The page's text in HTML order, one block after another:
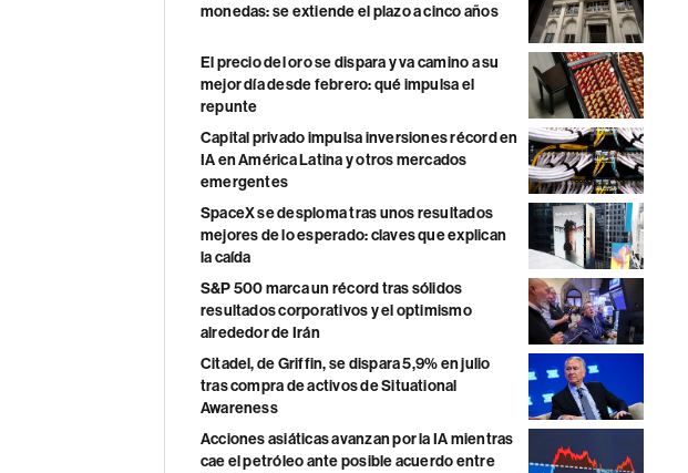
monedas: se extiende el plazo a cinco años
El precio del oro se dispara y va camino a su
mejor día desde febrero: qué impulsa el
repunte
Capital privado impulsa inversiones récord en
IA en América Latina y otros mercados
emergentes
SpaceX se desploma tras unos resultados
mejores de lo esperado: claves que explican
la caída
S&P 500 marca un récord tras sólidos
resultados corporativos y el optimismo
alrededor de Irán
Citadel, de Griffin, se dispara 5,9% en julio
tras compra de activos de Situational
Awareness
Acciones asiáticas avanzan por la IA mientras
cae el petróleo ante posible acuerdo entre